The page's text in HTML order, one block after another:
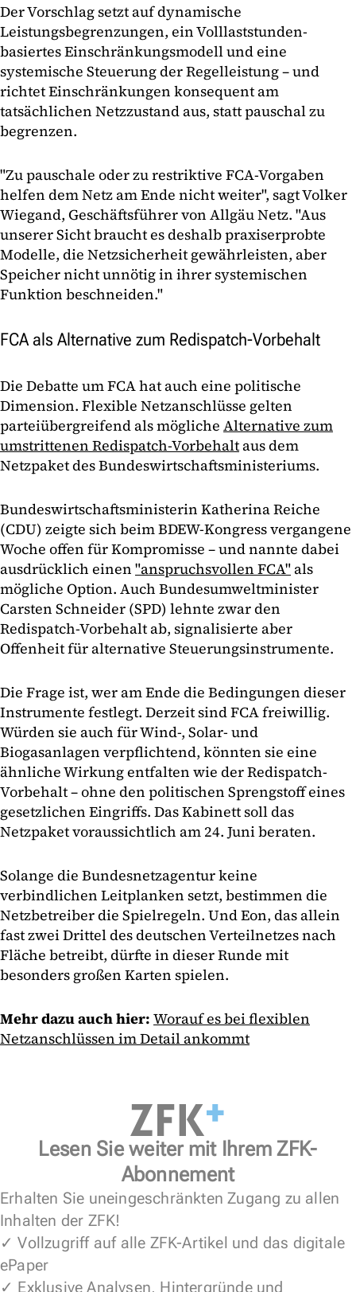
Der Vorschlag setzt auf dynamische
Leistungsbegrenzungen, ein Volllaststunden-
basiertes Einschränkungsmodell und eine
systemische Steuerung der Regelleistung – und
richtet Einschränkungen konsequent am
tatsächlichen Netzzustand aus, statt pauschal zu
begrenzen.
"Zu pauschale oder zu restriktive FCA-Vorgaben
helfen dem Netz am Ende nicht weiter", sagt Volker
Wiegand, Geschäftsführer von Allgäu Netz. "Aus
unserer Sicht braucht es deshalb praxiserprobte
Modelle, die Netzsicherheit gewährleisten, aber
Speicher nicht unnötig in ihrer systemischen
Funktion beschneiden."
FCA als Alternative zum Redispatch-Vorbehalt
Die Debatte um FCA hat auch eine politische
Dimension. Flexible Netzanschlüsse gelten
parteiübergreifend als mögliche Alternative zum
umstrittenen Redispatch-Vorbehaltaus dem
Netzpaket des Bundeswirtschaftsministeriums.
Bundeswirtschaftsministerin Katherina Reiche
(CDU) zeigte sich beim BDEW-Kongress vergangene
Woche offen für Kompromisse – und nannte dabei
ausdrücklich einen "anspruchsvollen FCA"als
mögliche Option. Auch Bundesumweltminister
Carsten Schneider (SPD) lehnte zwar den
Redispatch-Vorbehalt ab, signalisierte aber
Offenheit für alternative Steuerungsinstrumente.
Die Frage ist, wer am Ende die Bedingungen dieser
Instrumente festlegt. Derzeit sind FCA freiwillig.
Würden sie auch für Wind-, Solar- und
Biogasanlagen verpflichtend, könnten sie eine
ähnliche Wirkung entfalten wie der Redispatch-
Vorbehalt – ohne den politischen Sprengstoff eines
gesetzlichen Eingriffs. Das Kabinett soll das
Netzpaket voraussichtlich am 24. Juni beraten.
Solange die Bundesnetzagentur keine
verbindlichen Leitplanken setzt, bestimmen die
Netzbetreiber die Spielregeln. Und Eon, das allein
fast zwei Drittel des deutschen Verteilnetzes nach
Fläche betreibt, dürfte in dieser Runde mit
besonders großen Karten spielen.
Mehr dazu auch hier: Worauf es bei flexiblen
Netzanschlüssen im Detail ankommt
Lesen Sie weiter mit Ihrem ZFK-
Abonnement
Erhalten Sie uneingeschränkten Zugang zu allen
Inhalten der ZFK!
✓ Vollzugriff auf alle ZFK-Artikel und das digitale
ePaper
✓ Exklusive Analysen, Hintergründe und